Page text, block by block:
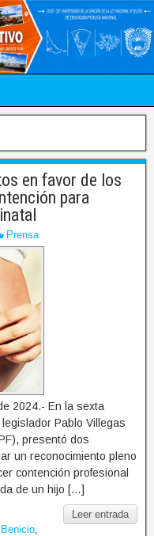
en favor de los
para
Prensa
2024.- En la sexta
Pablo Villegas
presentó dos
un reconocimiento pleno
contención profesional
de un hijo […]
Leer entrada
Benicio